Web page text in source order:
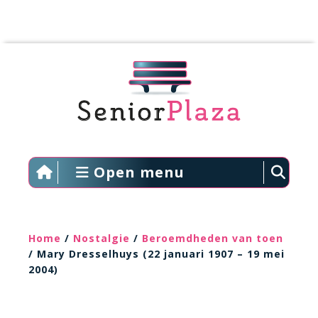
Open menu
Home / Nostalgie / Beroemdheden van toen
/ Mary Dresselhuys (22 januari 1907 – 19 mei
2004)